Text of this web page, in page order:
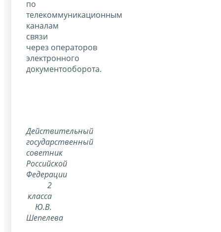
по
телекоммуникационным
каналам
связи
через операторов
электронного
документооборота.
Действительный
государственный
советник
Российской
Федерации
2
класса
Ю.В.
Шепелева